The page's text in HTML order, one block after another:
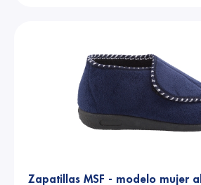
Zapatillas MSF - modelo mujer